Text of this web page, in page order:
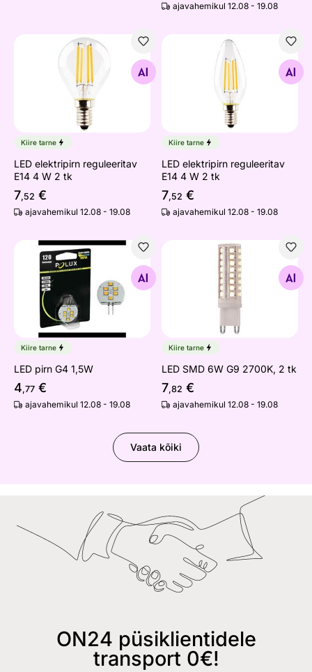
ajavahemikul 12.08 - 19.08
LED elektripirn reguleeritav E14 4 W 2 tk
Otsi sarnaseid
Kiire tarne
LED elektripirn reguleeritav
E14 4 W 2 tk
7,52 €
ajavahemikul 12.08 - 19.08
LED elektripirn reguleeritav
Otsi sarnaseid
Kiire tarne
LED elektripirn reguleeritav
E14 4 W 2 tk
7,52 €
ajavahemikul 12.08 - 19.08
LED pirn G4 1,5W
Otsi sarnaseid
Kiire tarne
LED pirn G4 1,5W
4,77 €
ajavahemikul 12.08 - 19.08
LED SMD 6W G9 2700K, 2
Otsi sarnaseid
Kiire tarne
LED SMD 6W G9 2700K, 2 tk
7,82 €
ajavahemikul 12.08 - 19.08
Vaata kõiki
ON24 püsiklientidele
transport 0€!